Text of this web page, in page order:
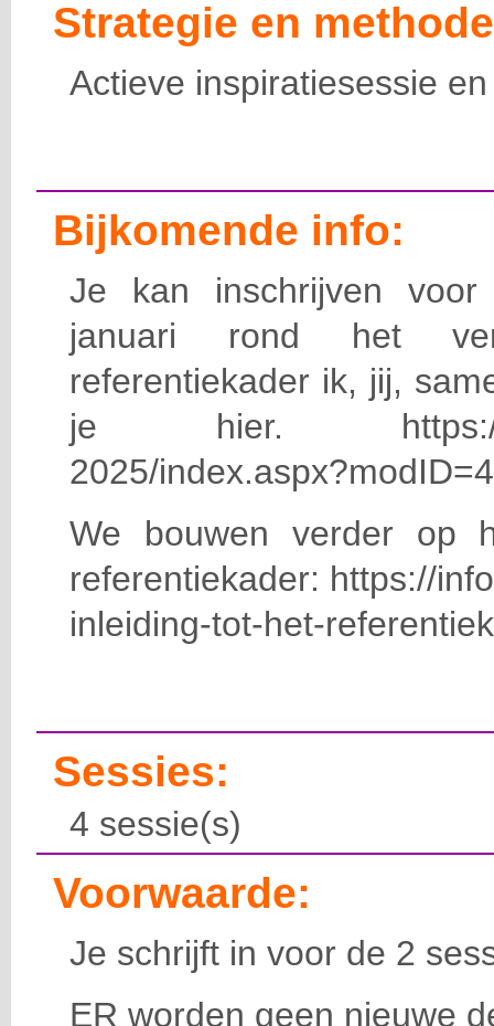
Strategie en
Actieve inspiratiesessie
Bijkomende info:
Je kan inschrijven
januari rond het
referentiekader ik, jij,
je hier. https://
2025/
We bouwen verder op
referentiekader: https://
inleiding-tot-het-
Sessies:
4 sessie(s)
Voorwaarde:
Je schrijft in voor de 2
ER worden geen nieuwe